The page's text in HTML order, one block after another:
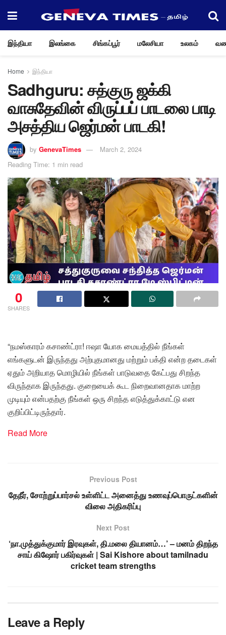
இந்தியா இலங்கை சிங்கப்பூர் மலேசியா உலகம்
Home இந்தியா
Sadhguru: சத்குரு ஜக்கி
வாசுதேவின் விருப்பப் பாடலை பாடி
அசத்திய ஜெர்மன் பாடகி!
by GenevaTimes
March 2, 2024
Reading Time: 1 min read
0
SHARES
“நமஸ்காரம் கசாண்ட்ரா! ஈஷா யோக மையத்தில் நீங்கள்
எங்களுடன் இருந்தது அற்புதமானது மற்றும் பக்தி என்ற தடைகள்
ஏதும் அறியாத மொழியில் நீங்கள் பாடுவதை கேட்பது சிறந்த
விருந்தாக இருந்தது. குறையைக் கூட நிறைவானதாக மாற்ற
முடியும் என்பதற்கு நீங்கள் ஒரு சிறந்த எடுத்துக்காட்டு என
குறிப்பிட்டிருந்தார்.
Read More
Previous Post
தேநீர், சோற்றுப்பார்சல் உள்ளிட்ட அனைத்து உணவுப்பொருட்களின்
விலை அதிகரிப்பு
Next Post
‘நா.முத்துக்குமார் இரவுகள், தி.மலை தியானம்…’ – மனம் திறந்த
சாய் கிஷோர் பகிர்வுகள் | Sai Kishore about tamilnadu
cricket team strengths
Leave a Reply